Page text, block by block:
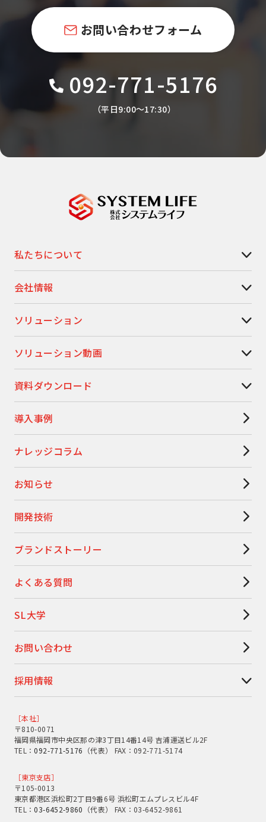
お問い合わせフォーム
092-771-5176
（平日9:00〜17:30）
私たちについて
会社情報
ソリューション
ソリューション動画
資料ダウンロード
導入事例
ナレッジコラム
お知らせ
開発技術
ブランドストーリー
よくある質問
SL大学
お問い合わせ
採用情報
［本社］
〒810-0071
福岡県福岡市中央区那の津3丁目14番14号 吉浦運送ビル2F
TEL：092-771-5176 （代表） FAX：092-771-5174
［東京支店］
〒105-0013
東京都港区浜松町2丁目9番6号 浜松町エムプレスビル4F
TEL：03-6452-9860 （代表） FAX：03-6452-9861